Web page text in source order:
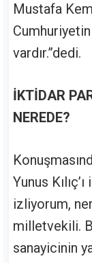
Mustafa
Cumhuriyetin
vardır.”dedi.
İKTİDAR
NEREDE?
Yunus
izliyorum,
milletvekili.
sanayicinin